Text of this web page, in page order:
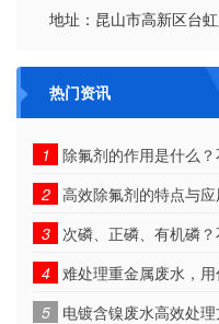
地址：昆山市高新区台
热门资讯
1 除氟剂的作用是什么
2 高效除氟剂的特点与应
3
次磷、正磷、有机磷？
4 难处理重金属废水，
5
电镀含镍废水高效处